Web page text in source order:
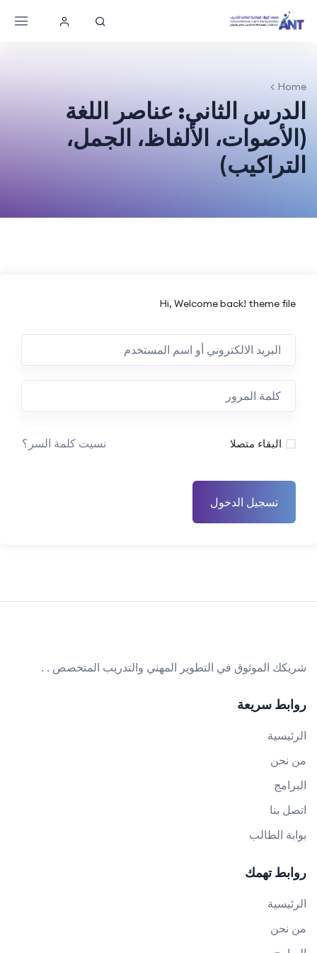
Home
الدرس الثاني: عناصر اللغة
(الأصوات، الألفاظ، الجمل،
التراكيب)
Hi, Welcome back! theme file
البقاء متصلا نسيت كلمة السر؟
تسجيل الدخول
شريكك الموثوق في التطوير المهني والتدريب المتخصص . .
روابط سريعة
الرئيسية
من نحن
البرامج
اتصل بنا
بوابة الطالب
روابط تهمك
الرئيسية
من نحن